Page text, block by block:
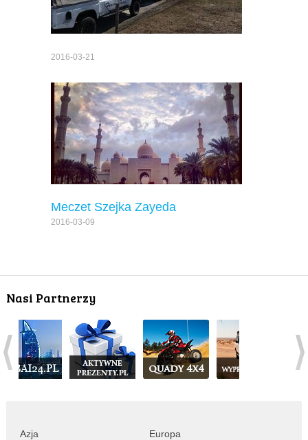
2016-03-21
Meczet Szejka Zayeda
2016-03-09
Nasi Partnerzy
Azja Europa